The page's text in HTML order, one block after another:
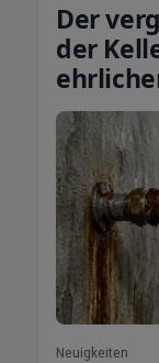
Der
der
Neuigkeiten